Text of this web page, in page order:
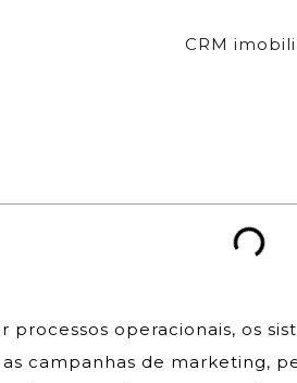
processos operacionais, os
campanhas de marketing,